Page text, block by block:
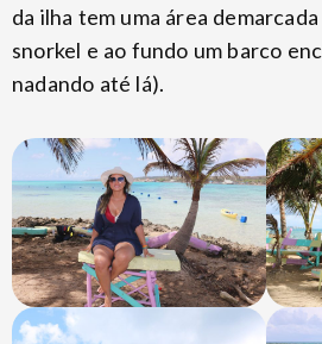
da ilha tem uma área
snorkel e ao fundo um barco
nadando até lá).